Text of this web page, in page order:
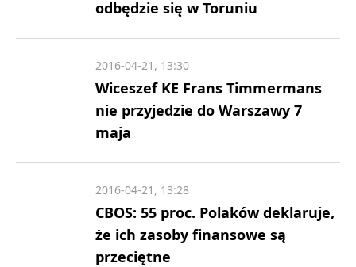
odbędzie się w Toruniu
Wiceszef KE Frans Timmermans
nie przyjedzie do Warszawy 7
maja
2016-04-21, 13:30
CBOS: 55 proc. Polaków deklaruje,
że ich zasoby finansowe są
przeciętne
2016-04-21, 13:28